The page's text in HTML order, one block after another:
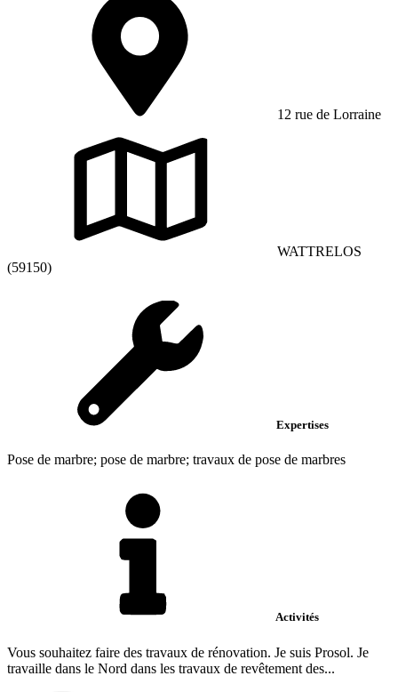
12 rue de Lorraine
WATTRELOS
(59150)
Expertises
Pose de marbre; pose de marbre; travaux de pose de marbres
Activités
Vous souhaitez faire des travaux de rénovation. Je suis Prosol. Je
travaille dans le Nord dans les travaux de revêtement des...